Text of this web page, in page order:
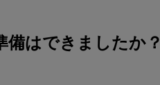
はできましたか？